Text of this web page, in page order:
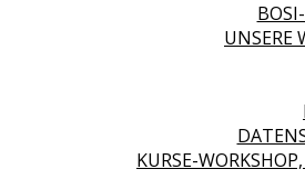
UNSERE
KURSE-